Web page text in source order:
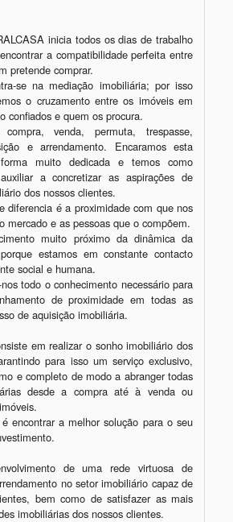
inicia todos os dias de trabalho
a compatibilidade perfeita entre
pretende comprar.
se na mediação imobiliária; por isso
o cruzamento entre os imóveis em
confiados e quem os procura.
venda, permuta, trespasse,
e arrendamento. Encaramos esta
muito dedicada e temos como
a concretizar as aspirações de
dos nossos clientes.
diferencia é a proximidade com que nos
mercado e as pessoas que o compõem.
muito próximo da dinâmica da
estamos em constante contacto
social e humana.
todo o conhecimento necessário para
de proximidade em todas as
de aquisição imobiliária.
em realizar o sonho imobiliário dos
para isso um serviço exclusivo,
e completo de modo a abranger todas
desde a compra até à venda ou
encontrar a melhor solução para o seu
de uma rede virtuosa de
no setor imobiliário capaz de
bem como de satisfazer as mais
imobiliárias dos nossos clientes.